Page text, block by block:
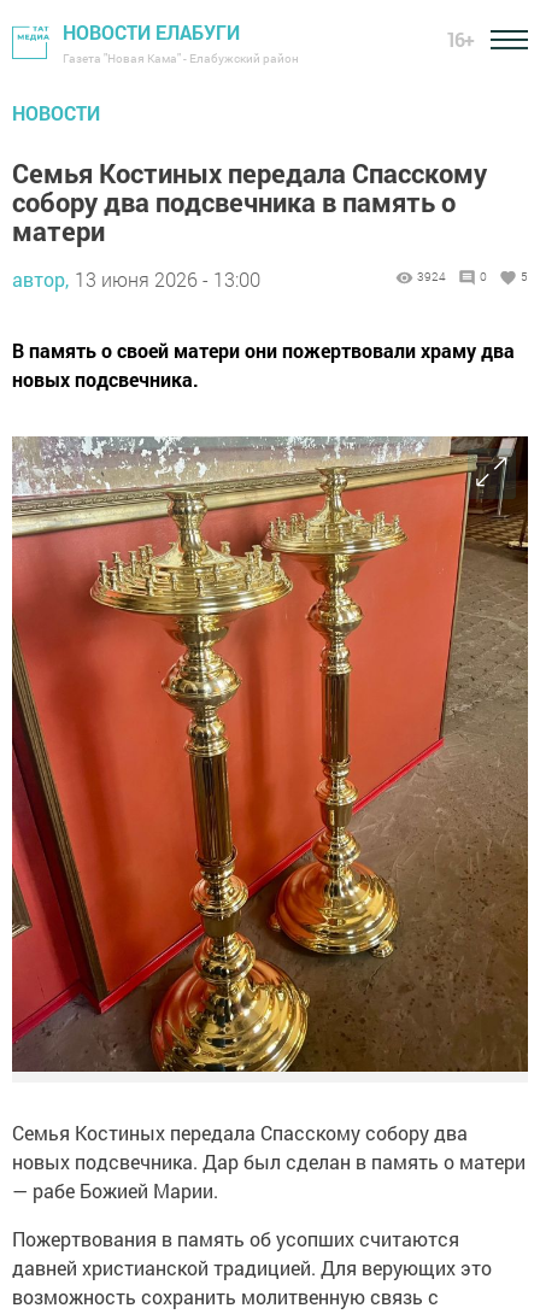
НОВОСТИ ЕЛАБУГИ
Газета "Новая Кама" - Елабужский район
16+
НОВОСТИ
Семья Костиных передала Спасскому
собору два подсвечника в память о
матери
автор, 13 июня 2026 - 13:00 3924 0 5
В память о своей матери они пожертвовали храму два
новых подсвечника.
Семья Костиных передала Спасскому собору два
новых подсвечника. Дар был сделан в память о матери
— рабе Божией Марии.
Пожертвования в память об усопших считаются
давней христианской традицией. Для верующих это
возможность сохранить молитвенную связь с